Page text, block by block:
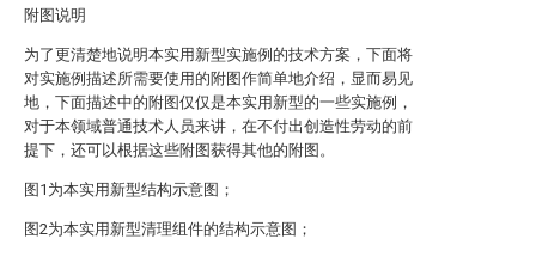
附图说明
为了更清楚地说明本实用新型实施例的技术方案，下面将
对实施例描述所需要使用的附图作简单地介绍，显而易见
地，下面描述中的附图仅仅是本实用新型的一些实施例，
对于本领域普通技术人员来讲，在不付出创造性劳动的前
提下，还可以根据这些附图获得其他的附图。
图1为本实用新型结构示意图；
图2为本实用新型清理组件的结构示意图；